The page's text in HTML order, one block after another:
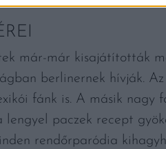
már-már kisajátították
berlinernek hívják.
fánk is. A másik nagy
paczek recept
rendőrparódia